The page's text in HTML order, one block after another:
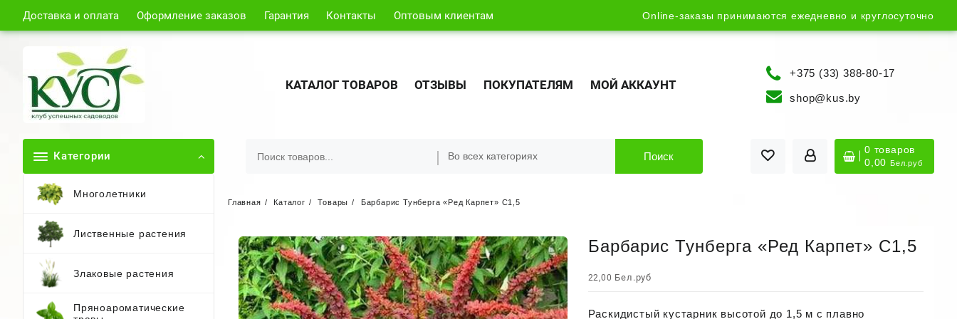
Доставка и оплата Оформление заказов Гарантия Контакты Оптовым клиентам Online-заказы принимаются ежедневно и круглосуточно
КАТАЛОГ ТОВАРОВ ОТЗЫВЫ ПОКУПАТЕЛЯМ МОЙ АККАУНТ
+375 (33) 388-80-17
shop@kus.by
Категории
Многолетники
Лиственные растения
Злаковые растения
Пряноароматические
Поиск
0 товаров
0,00 Бел.руб
Главная Каталог Товары Барбарис Тунберга «Ред Карпет» С1,5
Барбарис Тунберга «Ред Карпет» С1,5
22,00 Бел.руб
Раскидистый кустарник высотой до 1,5 м с плавно